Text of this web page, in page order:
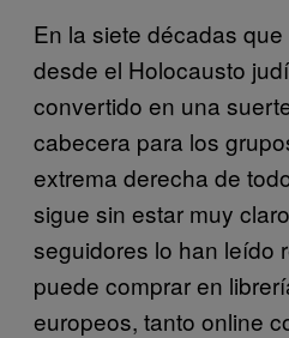
En la siete décadas
desde el Holocausto
convertido en una
cabecera para los
extrema derecha de
sigue sin estar muy
seguidores lo han leído
puede comprar en
europeos, tanto online